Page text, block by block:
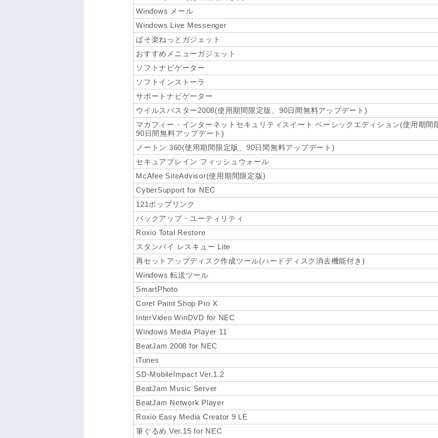
Windows メール
Windows Live Messenger
ぱそ楽ねっとガジェット
おすすめメニューガジェット
ソフトナビゲーター
ソフトインストーラ
サポートナビゲーター
ウイルスバスター2008(使用期間限定版、90日間無料アップデート)
マカフィー・インターネットセキュリティスイート ベーシックエディション(使用期間
90日間無料アップデート)
ノートン 360(使用期間限定版、90日間無料アップデート)
セキュアブレイン フィッシュウォール
McAfee SiteAdvisor(使用期間限定版)
CyberSupport for NEC
121ポップリンク
バックアップ・ユーティリティ
Roxio Total Restore
スタンバイ レスキュー Lite
再セットアップディスク作成ツール(ハードディスク消去機能付き)
Windows 転送ツール
SmartPhoto
Corel Paint Shop Pro X
InterVideo WinDVD for NEC
Windows Media Player 11
BeatJam 2008 for NEC
iTunes
SD-MobileImpact Ver.1.2
BeatJam Music Server
BeatJam Network Player
Roxio Easy Media Creator 9 LE
筆ぐるめ Ver.15 for NEC